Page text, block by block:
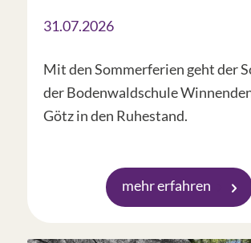
31.07.2026
Mit den Sommerferien geht der
der Bodenwaldschule
Götz in den Ruhestand.
mehr erfahren